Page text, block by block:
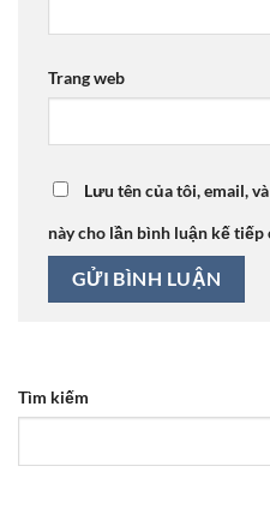
Trang web
Lưu tên của tôi, email,
này cho lần bình luận kế tiếp
Tìm kiếm